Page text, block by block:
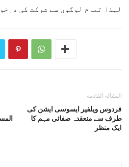
لہذا تمام لوگوں سے شرکت کی
المقالة القادمة
فردوس ویلفیر ایسوسی ایشن کی
طرف سے منعقدہ صفائی مہم کا
ایک منظر